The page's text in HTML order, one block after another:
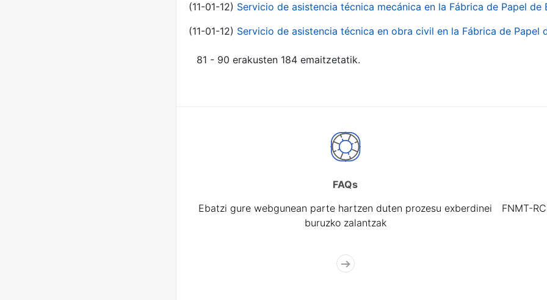
(11-01-12) Servicio de asistencia técnica mecánica en la Fábrica de Papel de
(11-01-12) Servicio de asistencia técnica en obra civil en la Fábrica de Papel
81 - 90 erakusten 184 emaitzetatik.
FAQs
Ebatzi gure webgunean parte hartzen duten prozesu exberdinei
buruzko zalantzak
FNMT-